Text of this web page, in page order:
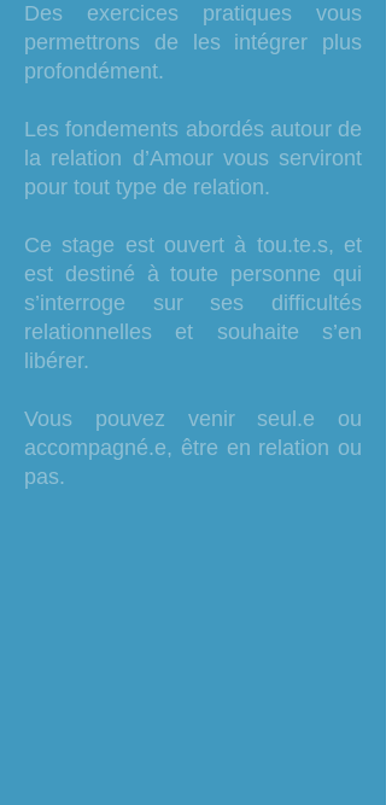
Des exercices pratiques vous
permettrons de les intégrer plus
profondément.
Les fondements abordés autour de
la relation d’Amour vous serviront
pour tout type de relation.
Ce stage est ouvert à tou.te.s, et
est destiné à toute personne qui
s’interroge sur ses difficultés
relationnelles et souhaite s’en
libérer.
Vous pouvez venir seul.e ou
accompagné.e, être en relation ou
pas.